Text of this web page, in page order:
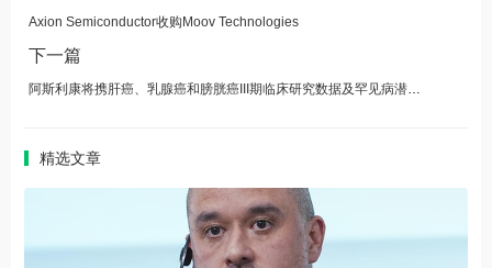
Axion Semiconductor收购Moov Technologies
下一篇
精选文章